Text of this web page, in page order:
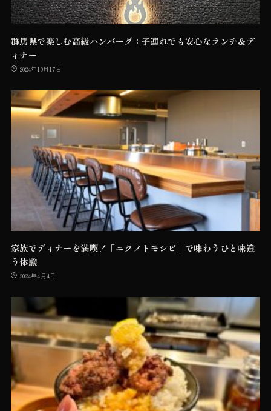
群馬県で楽しむ高級ハンバーグ：子連れでも安心なランチ＆デ
ィナー
2024年10月17日
家族でディナーを満喫！「ニクノトモシビ」で味わうひと味違
う体験
2024年4月4日